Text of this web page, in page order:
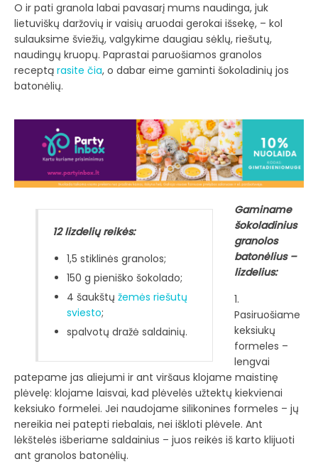
O ir pati granola labai pavasarį mums naudinga, juk
lietuviškų daržovių ir vaisių aruodai gerokai išsekę, – kol
sulauksime šviežių, valgykime daugiau sėklų, riešutų,
naudingų kruopų. Paprastai paruošiamos granolos
receptą rasite čia, o dabar eime gaminti šokoladinių jos
batonėlių.
12 lizdelių reikės:
1,5 stiklinės granolos;
150 g pieniško šokolado;
4 šaukštų žemės riešutų
sviesto;
spalvotų dražė saldainių.
Gaminame
šokoladinius
granolos
batonėlius –
lizdelius:
1.
Pasiruošiame
keksiukų
formeles –
lengvai
patepame jas aliejumi ir ant viršaus klojame maistinę
plėvelę: klojame laisvai, kad plėvelės užtektų kiekvienai
keksiuko formelei. Jei naudojame silikonines formeles – jų
nereikia nei patepti riebalais, nei iškloti plėvele. Ant
lėkštelės išberiame saldainius – juos reikės iš karto klijuoti
ant granolos batonėlių.